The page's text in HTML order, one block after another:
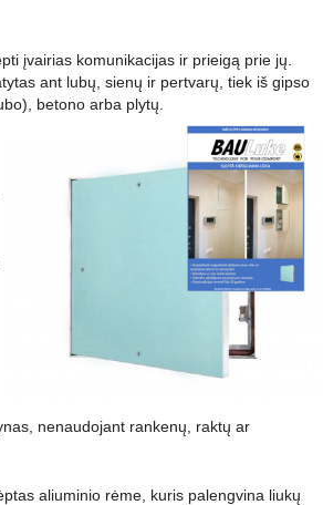
įvairias komunikacijas ir prieigą prie jų.
ant lubų, sienų ir pertvarų, tiek iš gipso
betono arba plytų.
nenaudojant rankenų, raktų ar
aliuminio rėme, kuris palengvina liukų